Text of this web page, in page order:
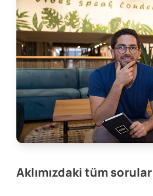
Aklımızdaki tüm